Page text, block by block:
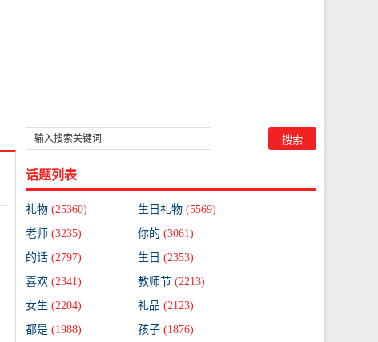
话题列表
礼物 (25360) 生日礼物 (5569)
老师 (3235) 你的 (3061)
的话 (2797) 生日 (2353)
喜欢 (2341) 教师节 (2213)
女生 (2204) 礼品 (2123)
都是 (1988) 孩子 (1876)